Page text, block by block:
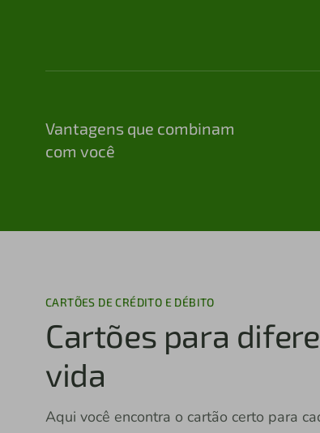
Vantagens que combinam
com você
CARTÕES DE CRÉDITO E DÉBITO
Cartões para
vida
Aqui você encontra o cartão certo para